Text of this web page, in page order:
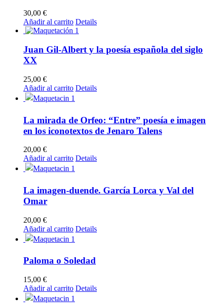
30,00 €
Añadir al carrito Details
Juan Gil-Albert y la poesía española del siglo
XX
25,00 €
Añadir al carrito Details
La mirada de Orfeo: “Entre” poesía e imagen
en los iconotextos de Jenaro Talens
20,00 €
Añadir al carrito Details
La imagen-duende. García Lorca y Val del
Omar
20,00 €
Añadir al carrito Details
Paloma o Soledad
15,00 €
Añadir al carrito Details